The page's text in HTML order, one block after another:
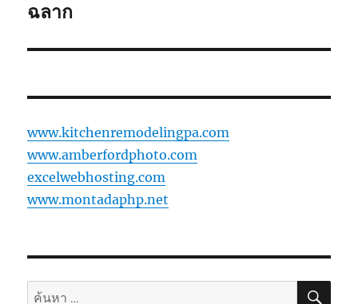
ฉลาก
www.kitchenremodelingpa.com
www.amberfordphoto.com
excelwebhosting.com
www.montadaphp.net
ค้นหา: ค้น